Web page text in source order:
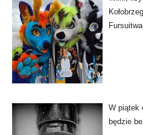
W piątek
będzie